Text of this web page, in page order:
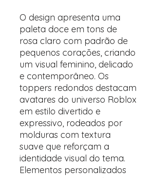
O design apresenta uma
paleta doce em tons de
rosa claro com padrão de
pequenos corações, criando
um visual feminino, delicado
e contemporâneo. Os
toppers redondos destacam
avatares do universo Roblox
em estilo divertido e
expressivo, rodeados por
molduras com textura
suave que reforçam a
identidade visual do tema.
Elementos personalizados